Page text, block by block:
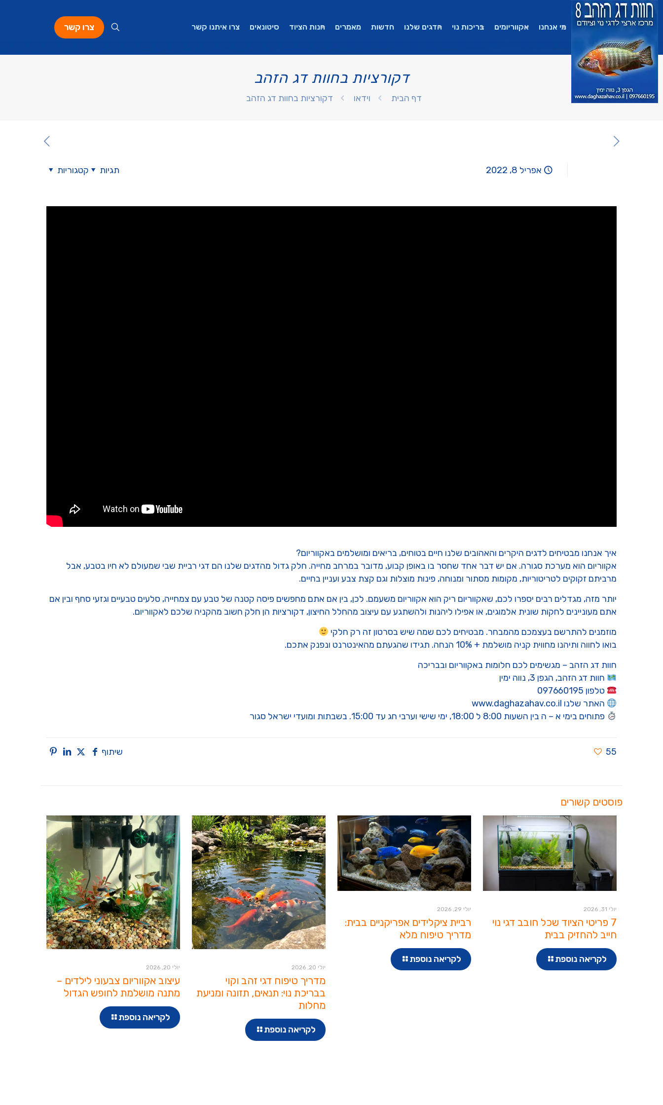
מי אנחנו אקווריומים בריכות נוי הדגים שלנו חדשות מאמרים חנות הציוד סיטונאים צרו איתנו קשר צרו קשר
דקורציות בחוות דג הזהב
דף הבית וידאו דקורציות בחוות דג הזהב
אפריל 8, 2022 קטגוריות תגיות
איך אנחנו מבטיחים לדגים היקרים והאהובים שלנו חיים בטוחים, בריאים ומושלמים באקווריום?
אקווריום הוא מערכת סגורה. אם יש דבר אחד שחסר בו באופן קבוע, מדובר במרחב מחייה. חלק גדול מהדגים שלנו הם דגי רביית שבי שמעולם לא חיו בטבע, אבל
מרביתם זקוקים לטריטוריות, מקומות מסתור ומנוחה, פינות מוצלות וגם קצת צבע ועניין בחיים.
יותר מזה, מגדלים רבים יספרו לכם, שאקווריום ריק הוא אקווריום משעמם. לכן, בין אם אתם מחפשים פיסה קטנה של טבע עם צמחייה, סלעים טבעיים וגזעי סחף ובין אם
אתם מעוניינים לחקות שונית אלמוגים, או אפילו ליהנות ולהשתגע עם עיצוב מהחלל החיצון, דקורציות הן חלק חשוב מהקניה שלכם לאקווריום.
מוזמנים להתרשם בעצמכם מהמבחר. מבטיחים לכם שמה שיש בסרטון זה רק חלקי
בואו לחווה ותיהנו מחווית קניה מושלמת + 10% הנחה. תגידו שהגעתם מהאינטרנט ונפנק אתכם.
חוות דג הזהב – מגשימים לכם חלומות באקווריום ובבריכה
חוות דג הזהב, הגפן 3, נווה ימין
טלפון 097660195
האתר שלנו www.daghazahav.co.il
פתוחים בימי א – ה בין השעות 8:00 ל 18:00, ימי שישי וערבי חג עד 15:00. בשבתות ומועדי ישראל סגור
שיתוף 55
פוסטים קשורים
יולי 31, 2026
7 פריטי הציוד שכל חובב דגי נוי
חייב להחזיק בבית
לקריאה נוספת
יולי 29, 2026
רביית ציקלידים אפריקניים בבית:
מדריך טיפוח מלא
לקריאה נוספת
יולי 20, 2026
מדריך טיפוח דגי זהב וקוי
בבריכת נוי: תנאים, תזונה ומניעת
מחלות
לקריאה נוספת
יולי 20, 2026
עיצוב אקווריום צבעוני לילדים –
מתנה מושלמת לחופש הגדול
לקריאה נוספת